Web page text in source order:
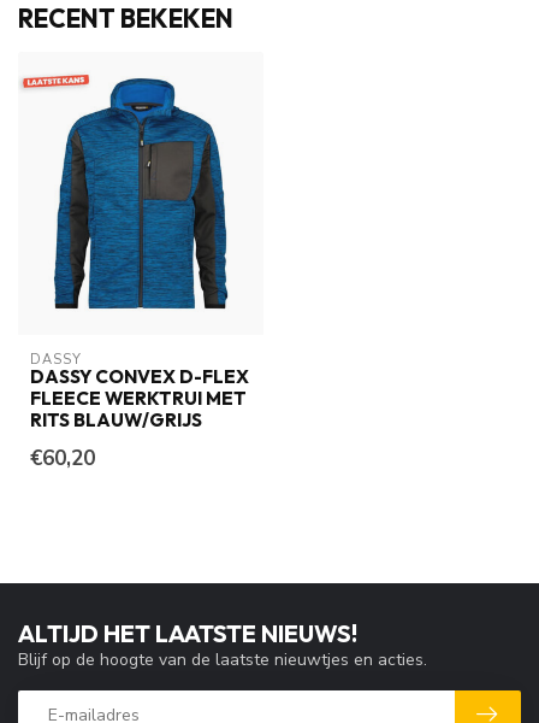
RECENT BEKEKEN
DASSY
DASSY CONVEX D-FLEX
FLEECE WERKTRUI MET
RITS BLAUW/GRIJS
€60,20
ALTIJD HET LAATSTE NIEUWS!
Blijf op de hoogte van de laatste nieuwtjes en acties.